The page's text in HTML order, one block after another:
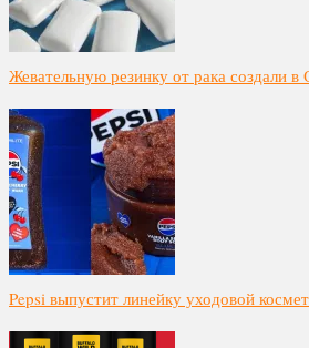
Жевательную резинку от рака создали
Pepsi выпустит линейку уходовой